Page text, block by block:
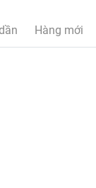
Hàng mới